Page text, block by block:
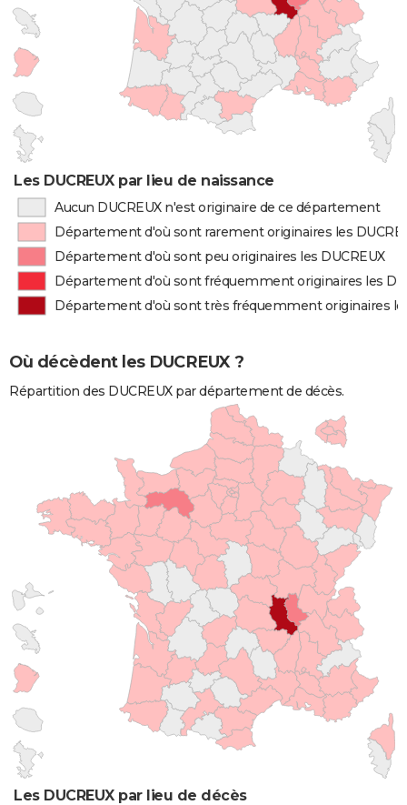
Les DUCREUX par lieu de naissance
Aucun DUCREUX n'est originaire de ce département
Département d'où sont rarement originaires les
Département d'où sont peu originaires les DUCREUX
Département d'où sont fréquemment originaires les
Département d'où sont très fréquemment originaires
Où décèdent les DUCREUX ?
Répartition des DUCREUX par département de décès.
Les DUCREUX par lieu de décès